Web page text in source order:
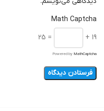
Math Captcha
19 +
= 25
Powered by MathCaptcha